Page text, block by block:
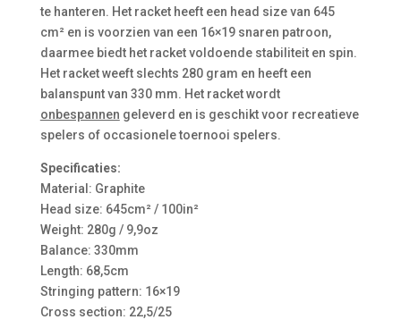
te hanteren. Het racket heeft een head size van 645
cm² en is voorzien van een 16×19 snaren patroon,
daarmee biedt het racket voldoende stabiliteit en spin.
Het racket weeft slechts 280 gram en heeft een
balanspunt van 330 mm. Het racket wordt
onbespannen geleverd en is geschikt voor recreatieve
spelers of occasionele toernooi spelers.
Specificaties:
Material: Graphite
Head size: 645cm² / 100in²
Weight: 280g / 9,9oz
Balance: 330mm
Length: 68,5cm
Stringing pattern: 16×19
Cross section: 22,5/25